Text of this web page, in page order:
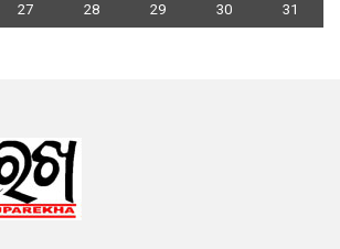
27 28 29 30
31